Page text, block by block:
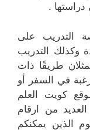
.
التدريب على
وكذلك التدريب
طريقًا ذات
في السفر أو
كويت العلم
من ارقام
الذين يمكنكم